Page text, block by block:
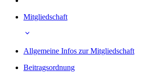
Mitgliedschaft
Allgemeine Infos zur Mitgliedschaft
Beitragsordnung